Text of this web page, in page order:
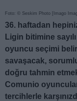
Foto: © Seskim Photo [Imago
36. haftadan
Ligin bitimine
oyuncu seçimi
savaşacak,
doğru tahmin
Comunio
tercihlerle